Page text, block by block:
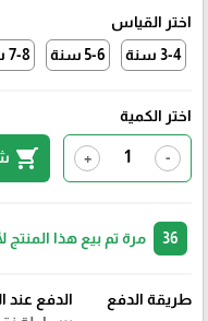
اختر القياس
3-4 سنة
5-6 سنة 7-8 سنة
اختر الكمية
-
+
shopping_cart
مرة تم بيع هذا
طريقة الدفع
الدفع عند